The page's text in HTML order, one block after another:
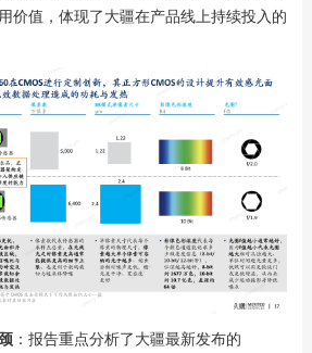
价值，体现了大疆在产品线上持续投入的
：报告重点分析了大疆最新发布的